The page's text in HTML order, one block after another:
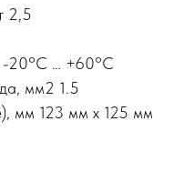
2,5
-20°С … +60°С
мм2 1.5
мм 123 мм x 125 мм